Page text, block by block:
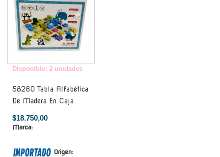
Disponible: 2 unidades
58260 Tabla Alfabética
De Madera En Caja
$18.750,00
Marca:
Origen: